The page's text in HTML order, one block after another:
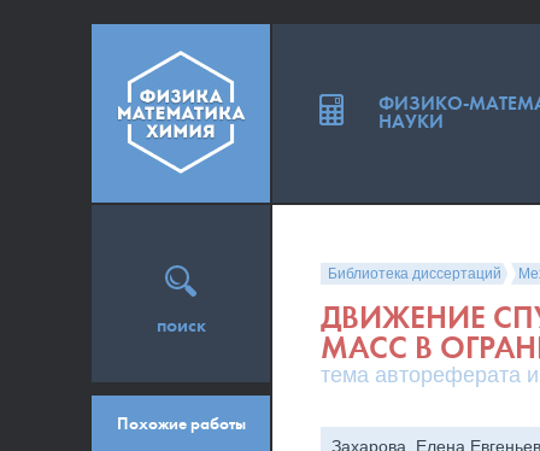
Библиотека диссертаций
ДВИЖЕНИЕ
МАСС В
тема автореферата
Захарова, Елена
поиск
Похожие работы
ФИЗИКО-
НАУКИ